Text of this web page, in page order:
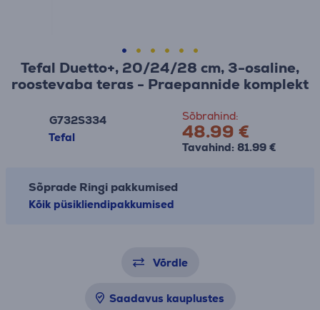
Tefal Duetto+, 20/24/28 cm, 3-osaline,
roostevaba teras - Praepannide komplekt
G732S334
Tefal
Sõbrahind:
48.99 €
Tavahind: 81.99 €
Sõprade Ringi pakkumised
Kõik püsikliendipakkumised
Võrdle
Saadavus kauplustes